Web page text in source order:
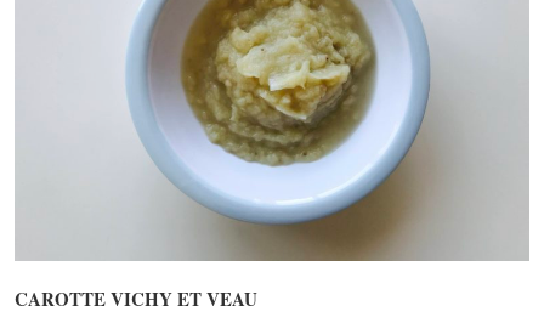
CAROTTE VICHY ET VEAU